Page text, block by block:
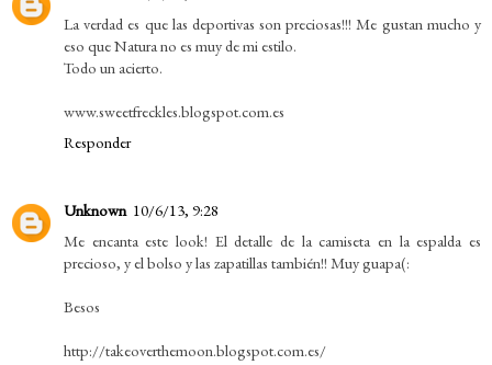
La verdad es que las deportivas son preciosas!!! Me gustan mucho y
eso que Natura no es muy de mi estilo.
Todo un acierto.
www.sweetfreckles.blogspot.com.es
Responder
Unknown 10/6/13, 9:28
Me encanta este look! El detalle de la camiseta en la espalda es
precioso, y el bolso y las zapatillas también!! Muy guapa(:
Besos
http://takeoverthemoon.blogspot.com.es/